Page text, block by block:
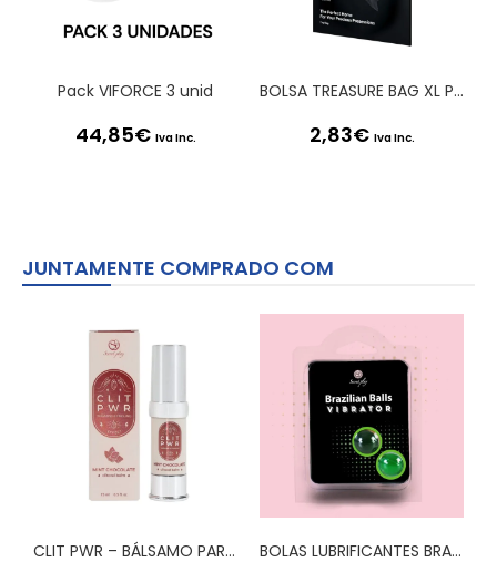
Pack VIFORCE 3 unid
44,85€ Iva Inc.
BOLSA TREASURE BAG XL PRETA SATISFYER
2,83€ Iva Inc.
JUNTAMENTE COMPRADO COM
CLIT PWR – BÁLSAMO PARA CLÍTORIS COM MENTA E CHOCOLATE 15ML SECRET PLAY BOLAS LUBRIFICANTES BRAZILIAN BALLS SHOCK EFEITO VIBRADOR 2 x 4GR